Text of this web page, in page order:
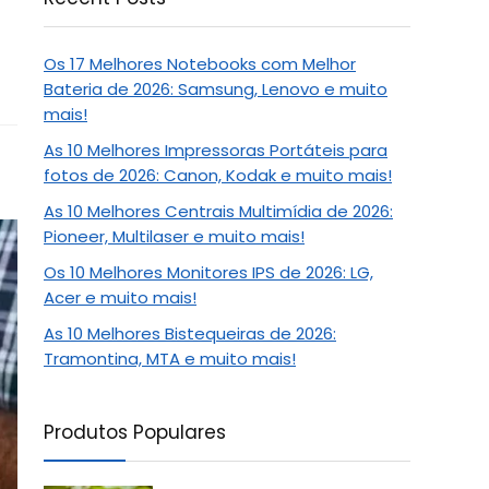
Os 17 Melhores Notebooks com Melhor
Bateria de 2026: Samsung, Lenovo e muito
mais!
As 10 Melhores Impressoras Portáteis para
fotos de 2026: Canon, Kodak e muito mais!
As 10 Melhores Centrais Multimídia de 2026:
Pioneer, Multilaser e muito mais!
Os 10 Melhores Monitores IPS de 2026: LG,
Acer e muito mais!
As 10 Melhores Bistequeiras de 2026:
Tramontina, MTA e muito mais!
Produtos Populares